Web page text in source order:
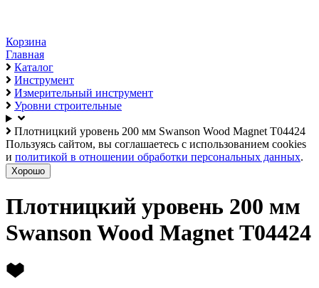
Корзина
Главная
Каталог
Инструмент
Измерительный инструмент
Уровни строительные
Плотницкий уровень 200 мм Swanson Wood Magnet T04424
Пользуясь сайтом, вы соглашаетесь с использованием cookies
и политикой в отношении обработки персональных данных.
Хорошо
Плотницкий уровень 200 мм
Swanson Wood Magnet T04424